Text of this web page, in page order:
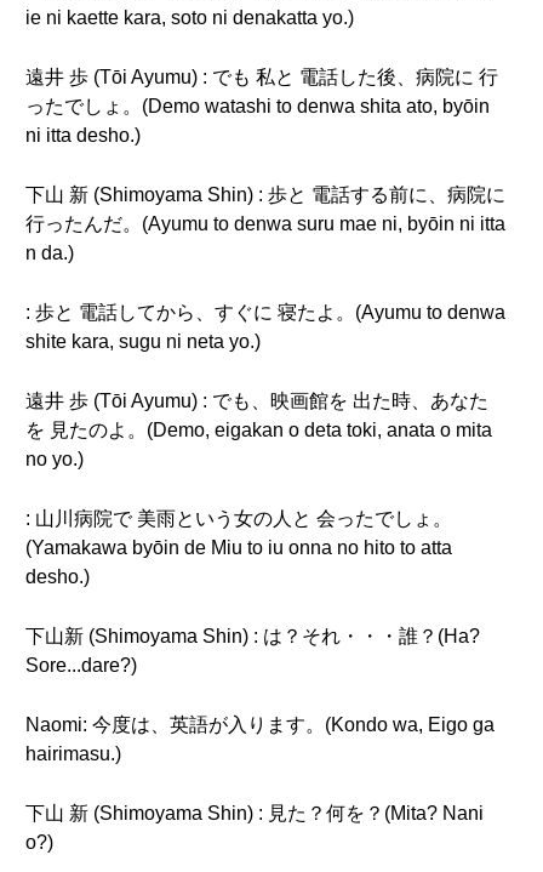
ie ni kaette kara, soto ni denakatta yo.)
遠井 歩 (Tōi Ayumu) : でも 私と 電話した後、病院に 行
ったでしょ。(Demo watashi to denwa shita ato, byōin
ni itta desho.)
下山 新 (Shimoyama Shin) : 歩と 電話する前に、病院に
行ったんだ。(Ayumu to denwa suru mae ni, byōin ni itta
n da.)
: 歩と 電話してから、すぐに 寝たよ。(Ayumu to denwa
shite kara, sugu ni neta yo.)
遠井 歩 (Tōi Ayumu) : でも、映画館を 出た時、あなた
を 見たのよ。(Demo, eigakan o deta toki, anata o mita
no yo.)
: 山川病院で 美雨という女の人と 会ったでしょ。
(Yamakawa byōin de Miu to iu onna no hito to atta
desho.)
下山新 (Shimoyama Shin) : は？それ・・・誰？(Ha?
Sore...dare?)
Naomi: 今度は、英語が入ります。(Kondo wa, Eigo ga
hairimasu.)
下山 新 (Shimoyama Shin) : 見た？何を？(Mita? Nani
o?)